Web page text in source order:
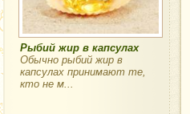
Рыбий жир в капсулах
Обычно рыбий жир в
капсулах принимают те,
кто не м...